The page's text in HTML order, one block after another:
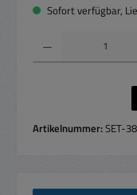
Sofort verfügbar,
Produkt Anzahl: Gib den
Artikelnummer:SET-38